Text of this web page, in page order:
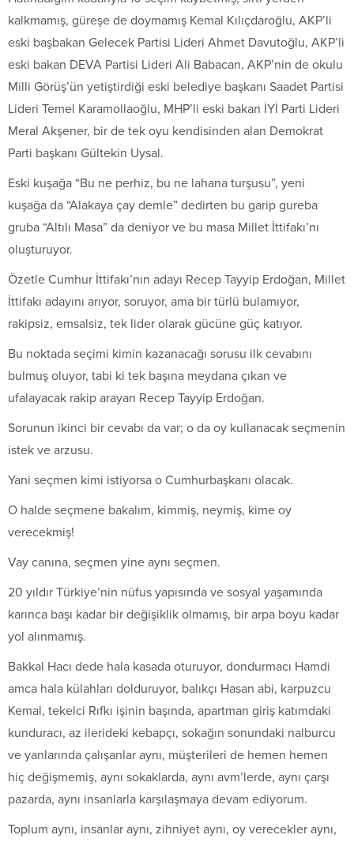
kalkmamış, güreşe de doymamış Kemal Kılıçdaroğlu, AKP’li
eski başbakan Gelecek Partisi Lideri Ahmet Davutoğlu, AKP’li
eski bakan DEVA Partisi Lideri Ali Babacan, AKP’nin de okulu
Milli Görüş’ün yetiştirdiği eski belediye başkanı Saadet Partisi
Lideri Temel Karamollaoğlu, MHP’li eski bakan İYİ Parti Lideri
Meral Akşener, bir de tek oyu kendisinden alan Demokrat
Parti başkanı Gültekin Uysal.
Eski kuşağa “Bu ne perhiz, bu ne lahana turşusu”, yeni
kuşağa da “Alakaya çay demle” dedirten bu garip gureba
gruba “Altılı Masa” da deniyor ve bu masa Millet İttifakı’nı
oluşturuyor.
Özetle Cumhur İttifakı’nın adayı Recep Tayyip Erdoğan, Millet
İttifakı adayını arıyor, soruyor, ama bir türlü bulamıyor,
rakipsiz, emsalsiz, tek lider olarak gücüne güç katıyor.
Bu noktada seçimi kimin kazanacağı sorusu ilk cevabını
bulmuş oluyor, tabi ki tek başına meydana çıkan ve
ufalayacak rakip arayan Recep Tayyip Erdoğan.
Sorunun ikinci bir cevabı da var; o da oy kullanacak seçmenin
istek ve arzusu.
Yani seçmen kimi istiyorsa o Cumhurbaşkanı olacak.
O halde seçmene bakalım, kimmiş, neymiş, kime oy
verecekmiş!
Vay canına, seçmen yine aynı seçmen.
20 yıldır Türkiye’nin nüfus yapısında ve sosyal yaşamında
karınca başı kadar bir değişiklik olmamış, bir arpa boyu kadar
yol alınmamış.
Bakkal Hacı dede hala kasada oturuyor, dondurmacı Hamdi
amca hala külahları dolduruyor, balıkçı Hasan abi, karpuzcu
Kemal, tekelci Rıfkı işinin başında, apartman giriş katımdaki
kunduracı, az ilerideki kebapçı, sokağın sonundaki nalburcu
ve yanlarında çalışanlar aynı, müşterileri de hemen hemen
hiç değişmemiş, aynı sokaklarda, aynı avm’lerde, aynı çarşı
pazarda, aynı insanlarla karşılaşmaya devam ediyorum.
Toplum aynı, insanlar aynı, zihniyet aynı, oy verecekler aynı,